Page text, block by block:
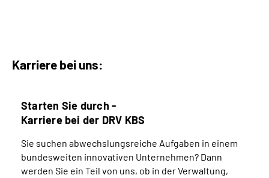
Karriere bei uns:
Starten Sie durch -
Karriere bei der DRV KBS
Sie suchen abwechslungsreiche Aufgaben in einem
bundesweiten innovativen Unternehmen? Dann
werden Sie ein Teil von uns, ob in der Verwaltung,